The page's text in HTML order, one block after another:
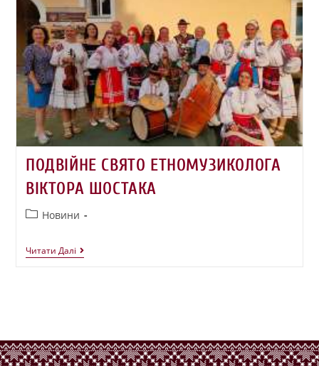
ПОДВІЙНЕ СВЯТО ЕТНОМУЗИКОЛОГА
ВІКТОРА ШОСТАКА
Новини
Читати Далі